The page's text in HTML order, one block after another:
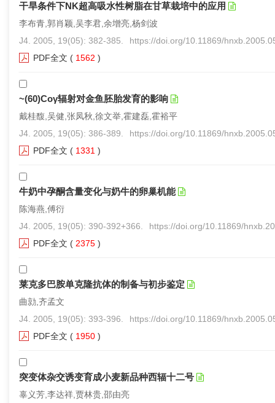
干旱条件下NK超高吸水性树脂在甘草栽培中的应用
李布青,郭肖颖,吴李君,余增亮,杨剑波
J4. 2005, 19(05): 382-385.
https://doi.org/10.11869/
PDF全文 ( 1562 )
~(60)Coγ辐射对金鱼胚胎发育的影响
戴桂馥,吴健,张凤秋,徐文举,霍建磊,霍裕平
J4. 2005, 19(05): 386-389.
https://doi.org/10.11869/
PDF全文 ( 1331 )
牛奶中孕酮含量变化与奶牛的卵巢机能
陈海燕,傅衍
J4. 2005, 19(05): 390-392+366.
https://doi.org/10.11869/
PDF全文 ( 2375 )
莱克多巴胺单克隆抗体的制备与初步鉴定
曲勍,齐孟文
J4. 2005, 19(05): 393-396.
https://doi.org/10.11869/
PDF全文 ( 1950 )
突变体杂交诱变育成小麦新品种西辐十二号
辜义芳,李达祥,贾林贵,邵由亮